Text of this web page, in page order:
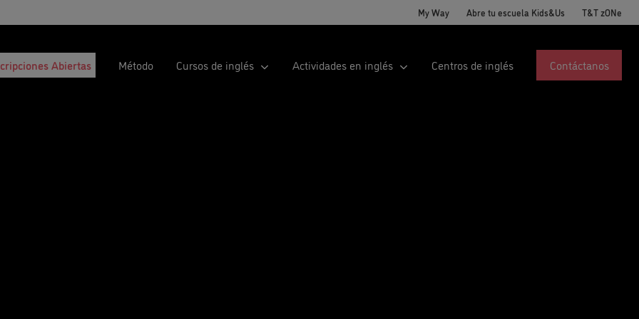
My Way Abre tu escuela Kids&Us T&T zONe
Abiertas Método Cursos de inglés Actividades en inglés Centros de inglés Contáctanos